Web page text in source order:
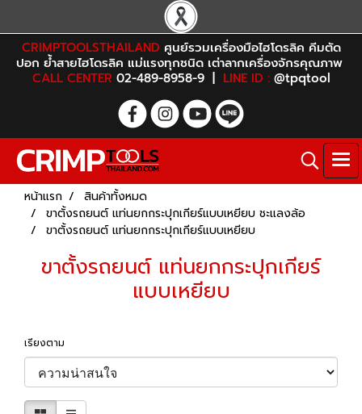
CRIMPTOOLSTHAILAND ศูนย์รวมเครื่องมือไฮโดรลิค คีมตัด
ปอก ย้ำสายไฮโดรลิค แม่แรงทุกชนิด เต่าลากเครื่องจักรคุณภาพ
CALL CENTER 02-489-8958-9 | LINE ID :@tpqtool
หน้าแรก
สินค้าทั้งหมด
ขาตั้งรถยนต์ แท่นยกกระปุกเกียร์แบบเหยียบ ชะแลงล้อ
ขาตั้งรถยนต์ แท่นยกกระปุกเกียร์แบบเหยียบ
ขาตั้งรถยนต์ แท่นยกกระปุกเกียร์
แบบเหยียบ
เรียงตาม